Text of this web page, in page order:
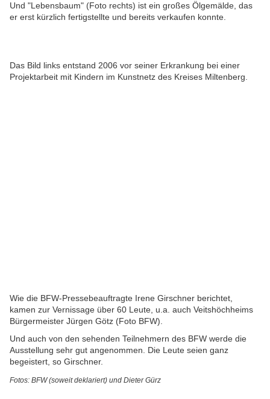
Und "Lebensbaum" (Foto rechts) ist ein großes Ölgemälde, das
er erst kürzlich fertigstellte und bereits verkaufen konnte.
Das Bild links entstand 2006 vor seiner Erkrankung bei einer
Projektarbeit mit Kindern im Kunstnetz des Kreises Miltenberg.
Wie die BFW-Pressebeauftragte Irene Girschner berichtet,
kamen zur Vernissage über 60 Leute, u.a. auch Veitshöchheims
Bürgermeister Jürgen Götz (Foto BFW).
Und auch von den sehenden Teilnehmern des BFW werde die
Ausstellung sehr gut angenommen. Die Leute seien ganz
begeistert, so Girschner.
Fotos: BFW (soweit deklariert) und Dieter Gürz